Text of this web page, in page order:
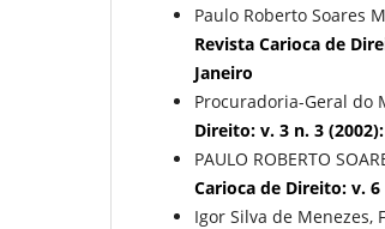
Paulo Roberto Soares
Revista Carioca de
Janeiro
Procuradoria-Geral do
Direito: v. 3 n. 3
PAULO ROBERTO
Carioca de Direito: v.
Igor Silva de Menezes,